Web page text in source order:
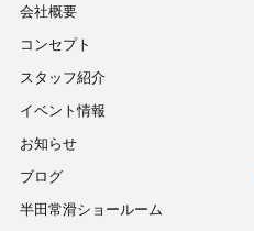
会社概要
コンセプト
スタッフ紹介
イベント情報
お知らせ
ブログ
半田常滑ショールーム